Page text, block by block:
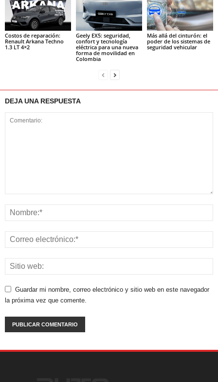
Costos de reparación:
Renault Arkana Techno
1.3 LT 4×2
Geely EX5: seguridad,
confort y tecnología
eléctrica para una nueva
forma de movilidad en
Colombia
Más allá del cinturón: el
poder de los sistemas de
seguridad vehicular
DEJA UNA RESPUESTA
Guardar mi nombre, correo electrónico y sitio web en este navegador
la próxima vez que comente.